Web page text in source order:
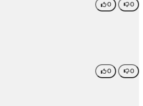
0 0
0 0